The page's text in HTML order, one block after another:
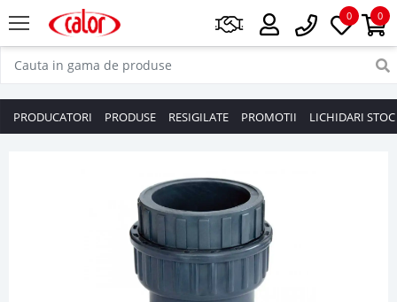
0
0
PRODUCATORI PRODUSE RESIGILATE PROMOTII LICHIDARI STOC